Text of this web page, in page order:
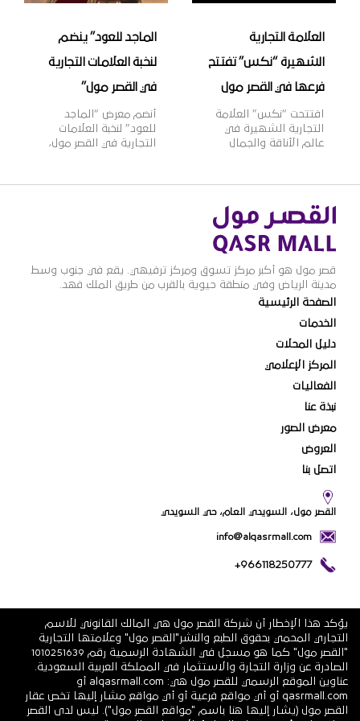
[…]
العلامة التجارية
الشهيرة “نكس” تفتتح
فرعها في القصر مول
افتتحت “نكس” العلامة
التجارية الشهيرة في
عالم الأناقة والجمال
“نكس” عام 1999م
من مستحضرات التجميل
العصرية والجريئة التي
تلبي مختلف أذواق
2000 منتج بألوان وظلال
متنوعة بأسعار مناسبة،
وتنتشر منتجاتها في أكثر
وواحدة […]
الماجد للعود” ينضم
لنخبة العلامات التجارية
في القصر مول”
أنضم معرض “الماجد
للعود” لنخبة العلامات
التجارية في القصر مول،
التجارية في تجارة العود
منتجات “الماجد للعود”
بالجودة العالية والقيمة
قصر مول هو أكبر مركز تسوق ومركز ترفيهي. يقع في جنوب وسط
مدينة الرياض وفي منطقة حيوية بالقرب من طريق الملك فهد.
الصفحة الرئيسية
الخدمات
دليل المحلات
المركز الإعلامي
الفعاليات
نبذة عنا
معرض الصور
العروض
اتصل بنا
القصر مول، السويدي العام، حي السويدي
info@alqasrmall.com
+966118250777
يؤكد هذا الإخطار أن شركة القصر مول هي المالك القانوني للاسم
التجاري المحمي بحقوق الطبع والنشر"القصر مول" وعلامتها التجارية
"القصر مول" كما هو مسجل في الشهادة الرسمية رقم 1010251639
الصادرة عن وزارة التجارة والاستثمار في المملكة العربية السعودية.
عناوين الموقع الرسمي للقصر مول هي: alqasrmall.com أو
qasrmall.com أو أي مواقع فرعية أو أي مواقع مشار إليها تخص عقار
القصر مول (يشار إليها هنا باسم "مواقع القصر مول"). ليس لدى القصر